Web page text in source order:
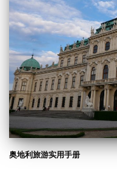
奥地利旅游实用手册